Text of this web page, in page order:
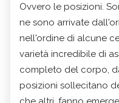
Ovvero le posizioni.
ne sono arrivate
nell'ordine di alcune
varietà incredibile di
completo del corpo,
posizioni sollecitano